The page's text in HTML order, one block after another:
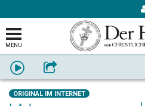
MENU
AnhörenWeiterempfehlen
ORIGINAL IM INTERNET